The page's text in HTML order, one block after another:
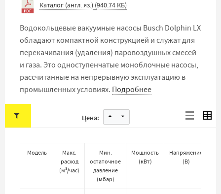
Каталог (англ. яз.) (940.74 КБ)
Водокольцевые вакуумные насосы Busch Dolphin LX
обладают компактной конструкцией и служат для
перекачивания (удаления) паровоздушных смесей
и газа. Это одноступенчатые моноблочные насосы,
рассчитанные на непрерывную эксплуатацию в
промышленных условиях. Подробнее
Цена:
Модель
Макс.
расход
(м³/час)
Мин.
остаточное
давление
(мбар)
Мощность
(кВт)
Напряжение
(В)